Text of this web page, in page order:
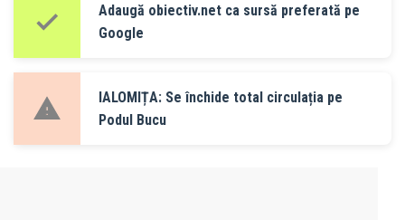
Adaugă obiectiv.net ca sursă preferată pe
Google
IALOMIȚA: Se închide total circulația pe
Podul Bucu